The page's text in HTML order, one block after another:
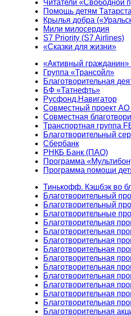
Читатели «Свободной
Помощь детям
Крылья добра
Мили милосердия
S7 Priority (S7 Airlines)
«Сказки для жизни»
«Активный
Группа «Трансойл»
Благотворительная
БФ «Татнефть»
Русфонд.Навигатор
Совместный проект
Совместная
Транспортная группа
Благотворительный
Сбербанк
РНКБ Банк (ПАО)
Программа
Программа помощи
Тинькофф. Кэшбэк во
Благотворительный
Благотворительный
Благотворительные
Благотворительная
Благотворительная
Благотворительная
Благотворительная
Благотворительная
Благотворительная
Благотворительная
Благотворительная
Благотворительная
Благотворительная
Благотворительная